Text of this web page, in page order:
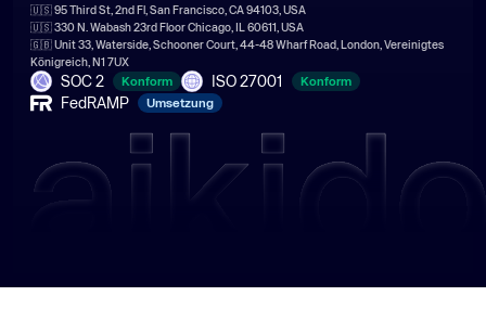
🇺🇸 95 Third St, 2nd Fl, San Francisco, CA 94103, USA
🇺🇸 330 N. Wabash 23rd Floor Chicago, IL 60611, USA
🇬🇧 Unit 33, Waterside, Schooner Court, 44-48 Wharf Road, London, Vereinigtes
Königreich, N1 7UX
SOC 2 Konform ISO 27001 Konform
FedRAMP Umsetzung